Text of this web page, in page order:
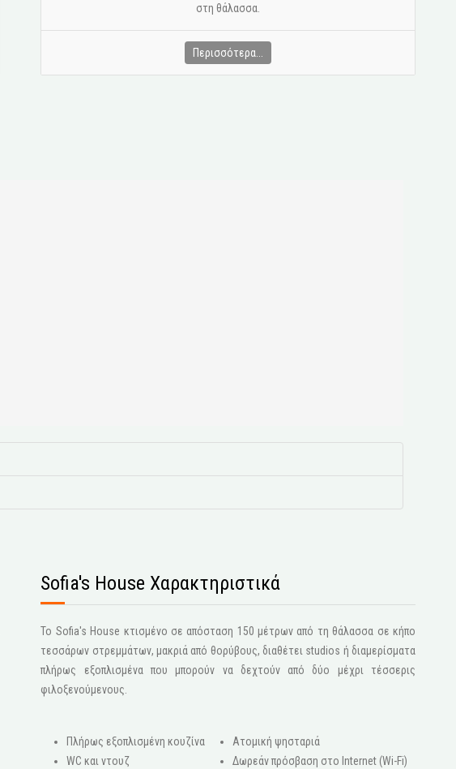
στη θάλασσα.
Περισσότερα...
Sofia's House Χαρακτηριστικά
Το Sofia's House κτισμένο σε απόσταση 150 μέτρων από τη θάλασσα σε κήπο
τεσσάρων στρεμμάτων, μακριά από θορύβους, διαθέτει studios ή διαμερίσματα
πλήρως εξοπλισμένα που μπορούν να δεχτούν από δύο μέχρι τέσσερις
φιλοξενούμενους.
Πλήρως εξοπλισμένη κουζίνα
WC και ντουζ
Ατομική ψησταριά
Δωρεάν πρόσβαση στο Internet (Wi-Fi)